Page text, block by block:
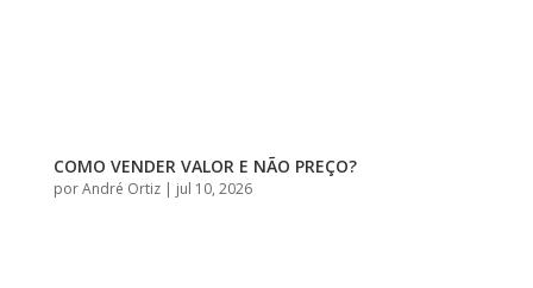
COMO VENDER VALOR E NÃO PREÇO?
porAndré Ortiz| jul 10, 2026